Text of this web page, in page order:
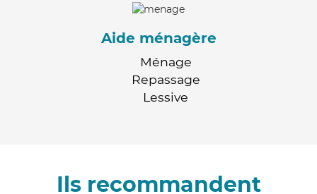
Aide ménagère
Ménage
Repassage
Lessive
Ils recommandent